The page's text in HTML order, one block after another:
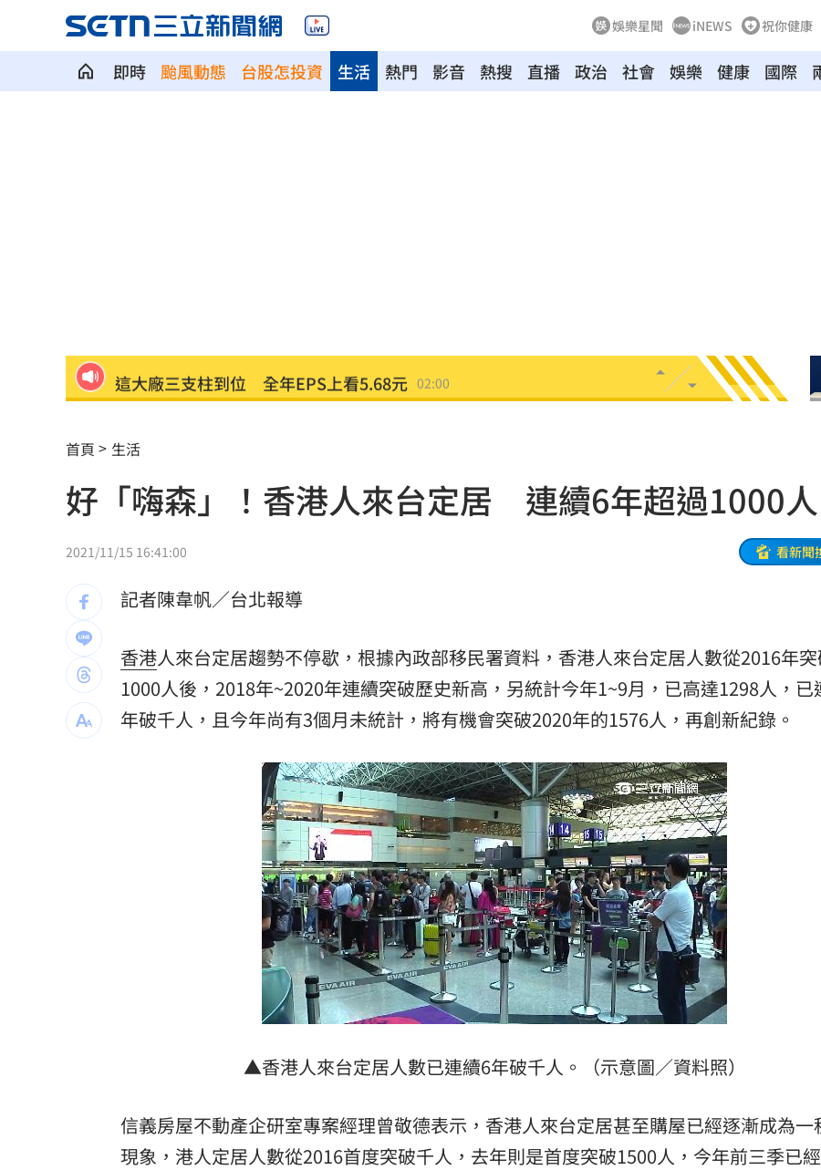
娛樂星聞 iNEWS 祝你健康
即時 颱風動態 台股怎投資 熱門 影音 熱搜 直播 政治 社會 娛樂
生活 健康 國際
這大廠三支柱到位 全年EPS上看5.68元 02:00
它躋身美禁令受惠者 上半年EPS衝2.58元
高溫重創雞蛋產量 最快要等到9月才回穩 01:26
7月營收寫同期次高 聯寶訂單看到2027年
台股收復44000點大關 2關鍵看AI產業發展
扣款人數狂增4成 國泰小龍基金布局曝光 01:05
車是我的、油也是我的 睡車竟被收住宿費 01:04
這大廠產能利用率衝90% 目標價上看220元 01:00
埃及知名女星涉毒被判死 引發社會震驚 00:49
桃園聯隊奪世界青棒亞軍 張善政接機 00:47
男駕車至議員服務處嗆開槍 台中警抓到了 00:43
新／Sandisk挫5%！台指期翻紅站回44000點 00:40
台灣彩券開獎直播中 20:31
理想混蛋號召粉絲跨海追星吃美食！ 18:15
首頁 生活
好「嗨森」！香港人來台定居 連續6年超過1000人
2021/11/15 16:41:00 看新聞
記者陳韋帆／台北報導
香港人來台定居趨勢不停歇，根據內政部移民署資料，香港人來台定居人數從2016年
1000人後，2018年~2020年連續突破歷史新高，另統計今年1~9月，已高達1298人，已
年破千人，且今年尚有3個月未統計，將有機會突破2020年的1576人，再創新紀錄。
▲香港人來台定居人數已連續6年破千人。（示意圖／資料照）
信義房屋不動產企研室專案經理曾敬德表示，香港人來台定居甚至購屋已經逐漸成為一
現象，港人定居人數從2016首度突破千人，去年則是首度突破1500人，今年前三季已